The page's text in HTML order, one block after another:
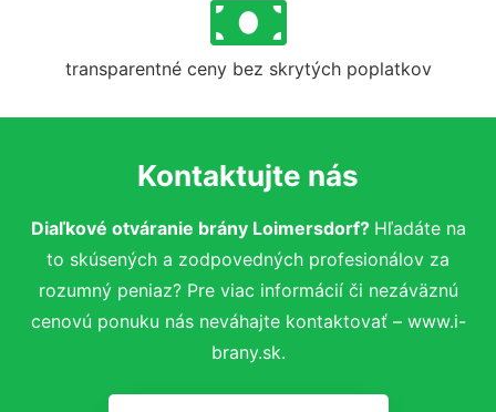
transparentné ceny bez skrytých poplatkov
Kontaktujte nás
Diaľkové otváranie brány Loimersdorf? Hľadáte na
to skúsených a zodpovedných profesionálov za
rozumný peniaz? Pre viac informácií či nezáväznú
cenovú ponuku nás neváhajte kontaktovať – www.i-
brany.sk.